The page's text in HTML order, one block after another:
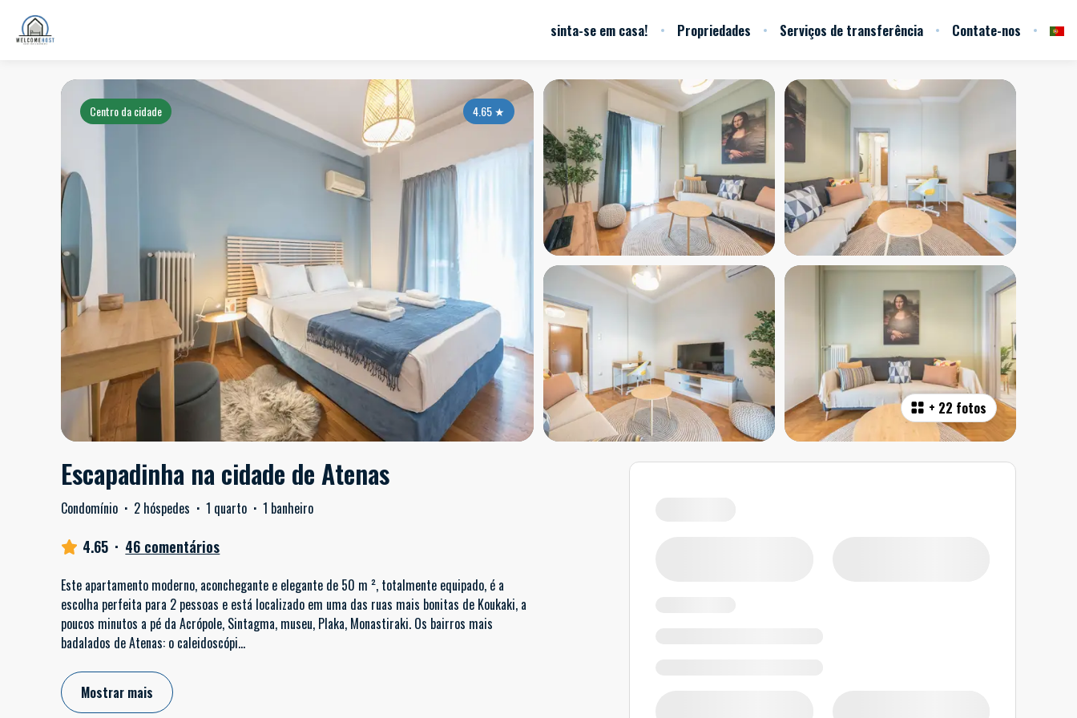
sinta-se em casa! Propriedades Serviços de transferência Contate-nos
+ 22 fotos
4.65★
Centro da cidade
Escapadinha na cidade de Atenas
Condomínio · 2 hóspedes · 1 quarto · 1 banheiro
4.65 · 46 comentários
Este apartamento moderno, aconchegante e elegante de 50 m ², totalmente equipado, é a
escolha perfeita para 2 pessoas e está localizado em uma das ruas mais bonitas de Koukaki, a
poucos minutos a pé da Acrópole, Sintagma, museu, Plaka, Monastiraki. Os bairros mais
badalados de Atenas: o caleidoscópi...
Mostrar mais